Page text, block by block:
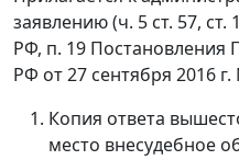
заявлению (ч. 5 ст. 57, ст.
РФ, п. 19 Постановления
РФ от 27 сентября 2016 г.
Копия ответа
место внесудебное